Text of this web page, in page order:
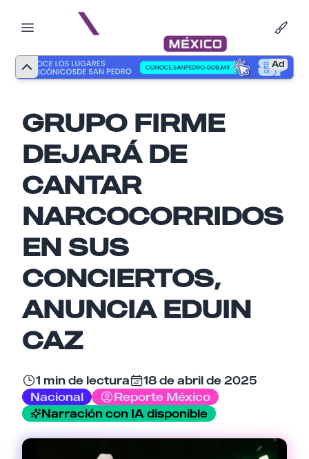
Ad
GRUPO FIRME
DEJARÁ DE
CANTAR
NARCOCORRIDOS
EN SUS
CONCIERTOS,
ANUNCIA EDUIN
CAZ
1 min de lectura
18 de abril de 2025
Nacional
Reporte México
Narración con IA disponible
Cancelar